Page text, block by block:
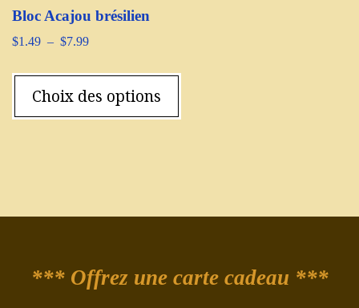
Bloc Acajou brésilien
$1.49 – $7.99
Choix des options
*** Offrez une carte cadeau ***